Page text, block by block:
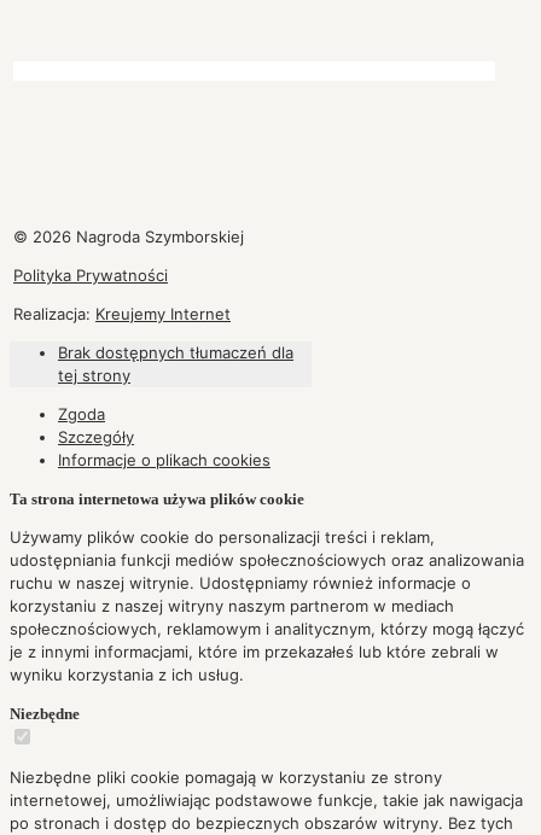
© 2026 Nagroda Szymborskiej
Polityka Prywatności
Realizacja: Kreujemy Internet
Brak dostępnych tłumaczeń dla
tej strony
Zgoda
Szczegóły
Informacje o plikach cookies
Ta strona internetowa używa plików cookie
Używamy plików cookie do personalizacji treści i reklam,
udostępniania funkcji mediów społecznościowych oraz analizowania
ruchu w naszej witrynie. Udostępniamy również informacje o
korzystaniu z naszej witryny naszym partnerom w mediach
społecznościowych, reklamowym i analitycznym, którzy mogą łączyć
je z innymi informacjami, które im przekazałeś lub które zebrali w
wyniku korzystania z ich usług.
Niezbędne
Niezbędne pliki cookie pomagają w korzystaniu ze strony
internetowej, umożliwiając podstawowe funkcje, takie jak nawigacja
po stronach i dostęp do bezpiecznych obszarów witryny. Bez tych